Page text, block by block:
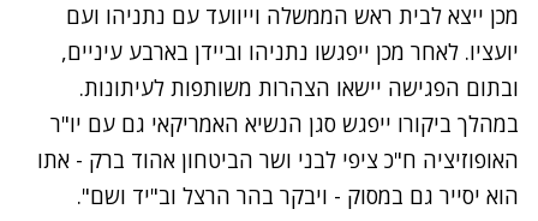
מכן ייצא לבית ראש הממשלה וייוועד עם נתניהו ועם
יועציו. לאחר מכן ייפגשו נתניהו וביידן בארבע עיניים,
ובתום הפגישה יישאו הצהרות משותפות לעיתונות.
במהלך ביקורו ייפגש סגן הנשיא האמריקאי גם עם יו"ר
האופוזיציה ח"כ ציפי לבני ושר הביטחון אהוד ברק - אתו
הוא יסייר גם במסוק - ויבקר בהר הרצל וב"יד ושם".